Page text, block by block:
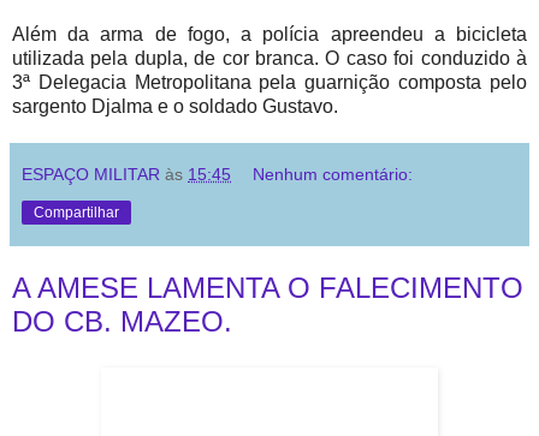
Além da arma de fogo, a polícia apreendeu a bicicleta
utilizada pela dupla, de cor branca. O caso foi conduzido à
3ª Delegacia Metropolitana pela guarnição composta pelo
sargento Djalma e o soldado Gustavo.
ESPAÇO MILITAR às 15:45 Nenhum comentário:
Compartilhar
A AMESE LAMENTA O FALECIMENTO
DO CB. MAZEO.